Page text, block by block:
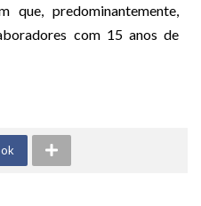
que, predominantemente,
com 15 anos de